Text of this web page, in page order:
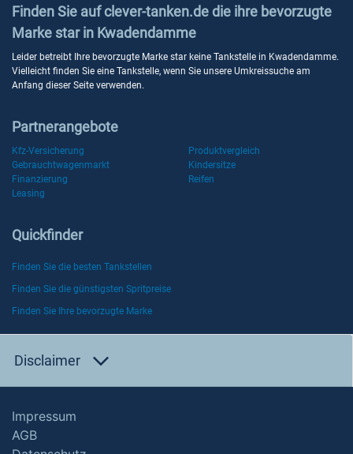
Finden Sie auf clever-tanken.de die ihre bevorzugte
Marke star in Kwadendamme
Leider betreibt Ihre bevorzugte Marke star keine Tankstelle in Kwadendamme.
Vielleicht finden Sie eine Tankstelle, wenn Sie unsere Umkreissuche am
Anfang dieser Seite verwenden.
Partnerangebote
Kfz-Versicherung
Produktvergleich
Gebrauchtwagenmarkt
Kindersitze
Finanzierung
Reifen
Leasing
Quickfinder
Finden Sie die besten Tankstellen
Finden Sie die günstigsten Spritpreise
Finden Sie Ihre bevorzugte Marke
Disclaimer
Impressum
AGB